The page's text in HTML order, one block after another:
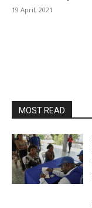
19 April, 2021
MOST READ